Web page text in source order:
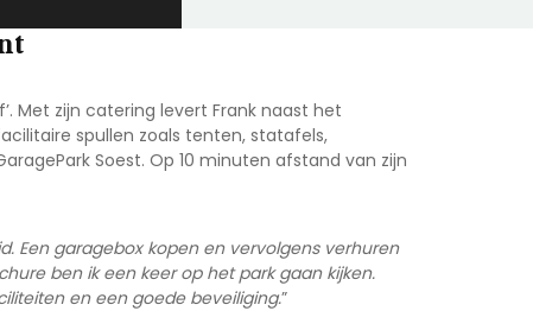
Met zijn catering levert Frank naast het
spullen zoals tenten, statafels,
Soest. Op 10 minuten afstand van zijn
Een garagebox kopen en vervolgens verhuren
ben ik een keer op het park gaan kijken.
en een goede beveiliging.”